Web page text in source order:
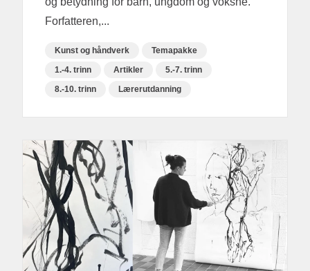
Forfatteren,...
Kunst og håndverk
Temapakke
1.-4. trinn
Artikler
5.-7. trinn
8.-10. trinn
Lærerutdanning